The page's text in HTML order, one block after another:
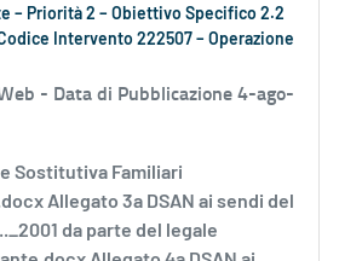
– Priorità 2 – Obiettivo Specifico 2.2
Intervento 222507 – Operazione
- Data di Pubblicazione 4-ago-
Sostitutiva Familiari
Allegato 3a DSAN ai sendi del
da parte del legale